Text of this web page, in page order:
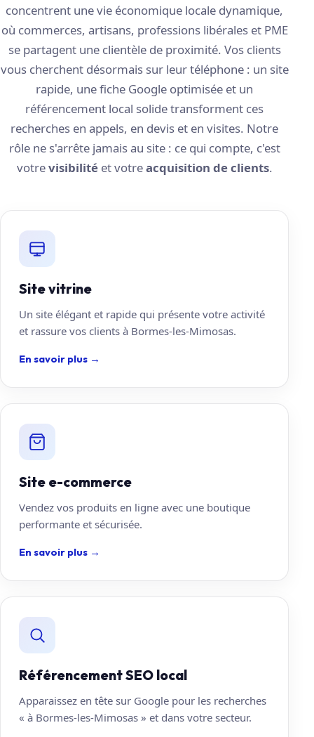
concentrent une vie économique locale dynamique,
où commerces, artisans, professions libérales et PME
se partagent une clientèle de proximité. Vos clients
vous cherchent désormais sur leur téléphone : un site
rapide, une fiche Google optimisée et un
référencement local solide transforment ces
recherches en appels, en devis et en visites. Notre
rôle ne s'arrête jamais au site : ce qui compte, c'est
votrevisibilitéet votreacquisition de clients.
Site vitrine
Un site élégant et rapide qui présente votre activité
et rassure vos clients à Bormes-les-Mimosas.
En savoir plus →
Site e-commerce
Vendez vos produits en ligne avec une boutique
performante et sécurisée.
En savoir plus →
Référencement SEO local
Apparaissez en tête sur Google pour les recherches
« à Bormes-les-Mimosas » et dans votre secteur.